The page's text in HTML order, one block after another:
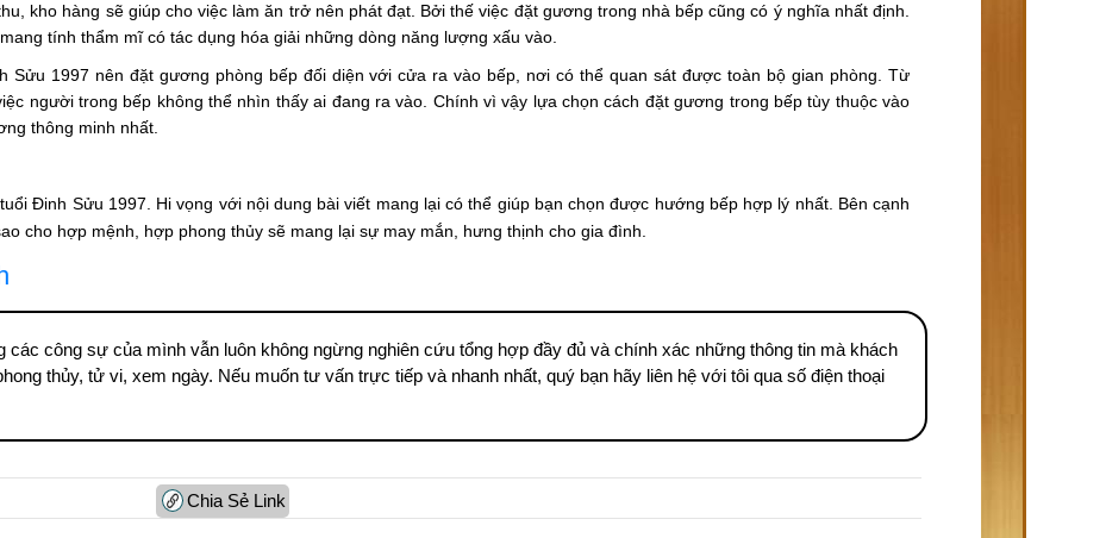
kho hàng sẽ giúp cho việc làm ăn trở nên phát đạt. Bởi thế việc đặt gương trong nhà bếp cũng có ý nghĩa nhất định.
tính thẩm mĩ có tác dụng hóa giải những dòng năng lượng xấu vào.
Sửu 1997 nên đặt gương phòng bếp đối diện với cửa ra vào bếp, nơi có thể quan sát được toàn bộ gian phòng. Từ
người trong bếp không thể nhìn thấy ai đang ra vào. Chính vì vậy lựa chọn cách đặt gương trong bếp tùy thuộc vào
thông minh nhất.
Đinh Sửu 1997. Hi vọng với nội dung bài viết mang lại có thể giúp bạn chọn được hướng bếp hợp lý nhất. Bên cạnh
cho hợp mệnh, hợp phong thủy sẽ mang lại sự may mắn, hưng thịnh cho gia đình.
các công sự của mình vẫn luôn không ngừng nghiên cứu tổng hợp đầy đủ và chính xác những thông tin mà khách
thủy, tử vi, xem ngày. Nếu muốn tư vấn trực tiếp và nhanh nhất, quý bạn hãy liên hệ với tôi qua số điện thoại
Chia Sẻ Link